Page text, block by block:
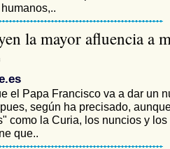
la mayor afluencia a
el Papa Francisco va a dar un
según ha precisado,
como la Curia, los nuncios y los
que..